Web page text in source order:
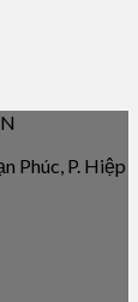
Phúc, P. Hiệp